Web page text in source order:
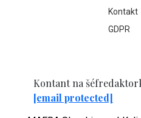
Kontakt
GDPR
Kontant na
[email protected]